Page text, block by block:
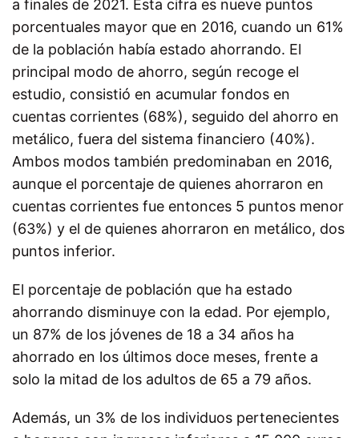
a finales de 2021. Esta cifra es nueve puntos
porcentuales mayor que en 2016, cuando un 61%
de la población había estado ahorrando. El
principal modo de ahorro, según recoge el
estudio, consistió en acumular fondos en
cuentas corrientes (68%), seguido del ahorro en
metálico, fuera del sistema financiero (40%).
Ambos modos también predominaban en 2016,
aunque el porcentaje de quienes ahorraron en
cuentas corrientes fue entonces 5 puntos menor
(63%) y el de quienes ahorraron en metálico, dos
puntos inferior.
El porcentaje de población que ha estado
ahorrando disminuye con la edad. Por ejemplo,
un 87% de los jóvenes de 18 a 34 años ha
ahorrado en los últimos doce meses, frente a
solo la mitad de los adultos de 65 a 79 años.
Además, un 3% de los individuos pertenecientes